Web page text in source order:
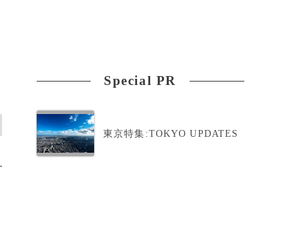
Special PR
東京特集:TOKYO UPDATES